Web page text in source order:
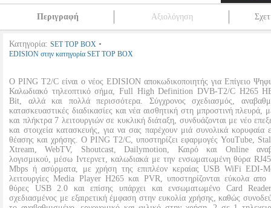
Περιγραφή Αξιολόγηση
Κατηγορία: SET TOP BOX •
EDISION στην κατηγορία SET TOP BOX
Ο PING T2/C είναι ο νέος EDISION αποκωδικοποιητής για Επίγειο
Καλωδιακό τηλεοπτικό σήμα, Full High Definition DVB-T2/C H265
Bit, αλλά και πολλά περισσότερα. Σύγχρονος σχεδιασμός,
κατασκευαστικές διαδικασίες και νέα αισθητική στη μπροστινή πλευρά,
και πλήκτρα 7 λειτουργιών σε κυκλική διάταξη, συνδυάζονται με νέο
και στοιχεία κατασκευής, για να σας παρέχουν μιά συνολικά κορυφαία
θέασης και χρήσης. Ο PING T2/C, υποστηρίζει εφαρμογές YouTube,
Xtream, WebTV, Shoutcast, Dailymotion, Καιρό και Online
λογισμικού, μέσω Ιντερνετ, καλωδιακά με την ενσωματωμένη θύρα
Mbps ή ασύρματα, με χρήση της επιπλέον κεραίας USB WiFi EDI-
λειτουργίες Media Player Η265 και PVR, υποστηρίζονται εύκολα απο
θύρες USB 2.0 και επίσης υπάρχει και ενσωματωμένο Card
σχεδιασμένος με εξαιρετική έμφαση στην ευκολία χρήσης, καθώς